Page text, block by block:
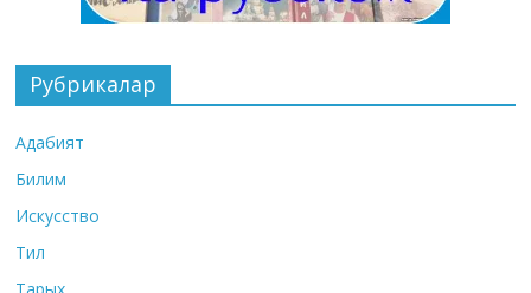
Рубрикалар
Адабият
Билим
Искусство
Тил